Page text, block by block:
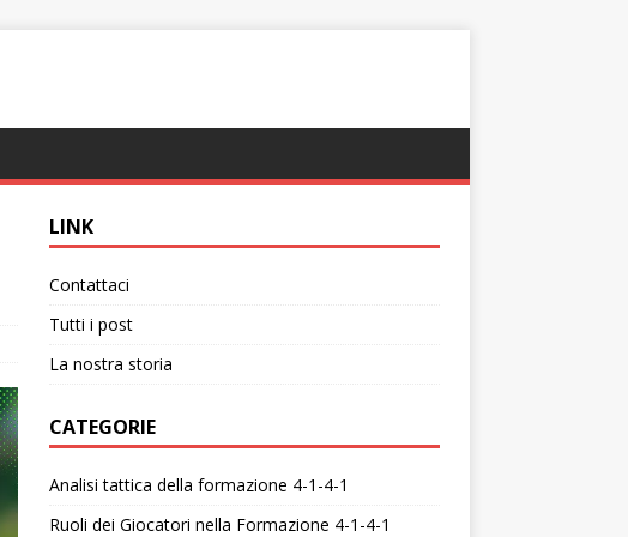
LINK
Contattaci
Tutti i post
La nostra storia
CATEGORIE
Analisi tattica della formazione 4-1-4-1
Ruoli dei Giocatori nella Formazione 4-1-4-1